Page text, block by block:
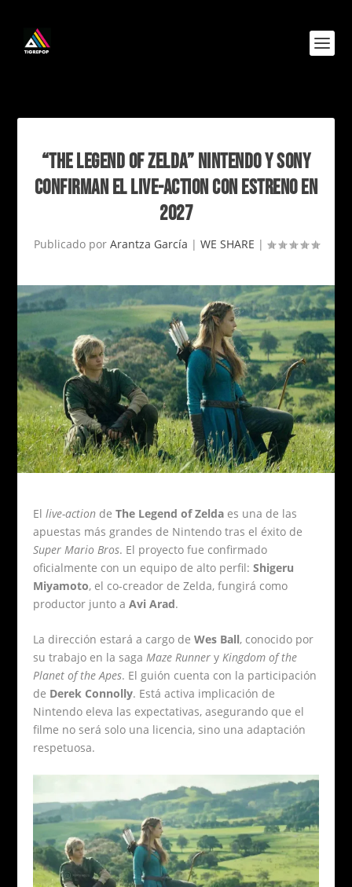
“THE LEGEND OF ZELDA” NINTENDO Y SONY
CONFIRMAN EL LIVE-ACTION CON ESTRENO EN
2027
Publicado por Arantza García | WE SHARE |
Ellive-action deThe Legend of Zelda es una de las
apuestas más grandes de Nintendo tras el éxito de
Super Mario Bros. El proyecto fue confirmado
oficialmente con un equipo de alto perfil:Shigeru
Miyamoto, el co-creador de Zelda, fungirá como
productor junto aAvi Arad.
La dirección estará a cargo deWes Ball, conocido por
su trabajo en la sagaMaze Runner yKingdom of the
Planet of the Apes. El guión cuenta con la participación
de Derek Connolly. Está activa implicación de
Nintendo eleva las expectativas, asegurando que el
filme no será solo una licencia, sino una adaptación
respetuosa.